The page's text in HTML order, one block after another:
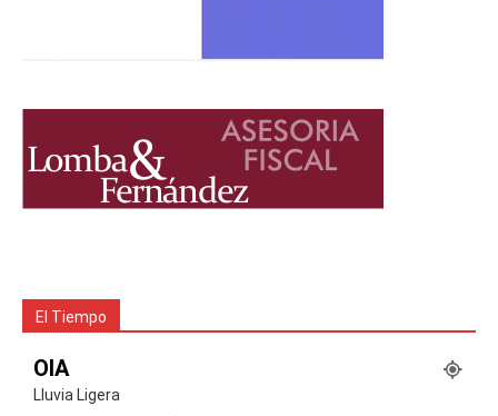
El Tiempo
OIA
Lluvia Ligera